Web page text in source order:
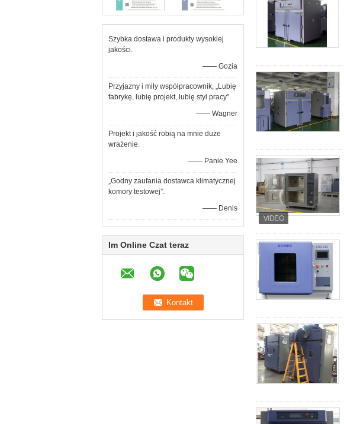
Szybka dostawa i produkty wysokiej
jakości.
—— Gozia
Przyjazny i miły współpracownik, „Lubię
fabrykę, lubię projekt, lubię styl pracy”
—— Wagner
Projekt i jakość robią na mnie duże
wrażenie.
—— Panie Yee
„Godny zaufania dostawca klimatycznej
komory testowej”.
—— Denis
Im Online Czat teraz